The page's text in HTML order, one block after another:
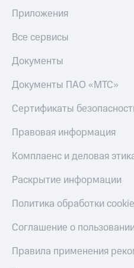
Приложения
Все сервисы
Документы
Документы ПАО «МТС»
Сертификаты
Правовая информация
Комплаенс и деловая
Раскрытие информации
Политика обработки
Соглашение о
Правила применения